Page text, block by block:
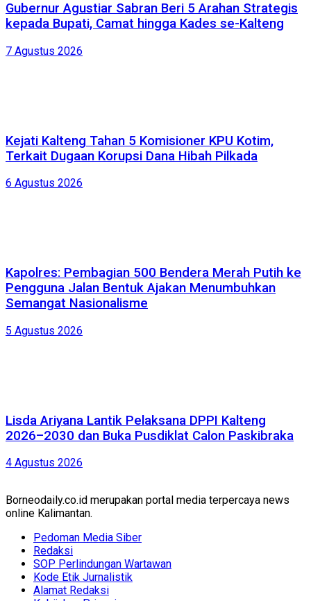
Gubernur Agustiar Sabran Beri 5 Arahan Strategis
kepada Bupati, Camat hingga Kades se-Kalteng
7 Agustus 2026
Kejati Kalteng Tahan 5 Komisioner KPU Kotim,
Terkait Dugaan Korupsi Dana Hibah Pilkada
6 Agustus 2026
Kapolres: Pembagian 500 Bendera Merah Putih ke
Pengguna Jalan Bentuk Ajakan Menumbuhkan
Semangat Nasionalisme
5 Agustus 2026
Lisda Ariyana Lantik Pelaksana DPPI Kalteng
2026–2030 dan Buka Pusdiklat Calon Paskibraka
4 Agustus 2026
Borneodaily.co.id merupakan portal media terpercaya news
online Kalimantan.
Pedoman Media Siber
Redaksi
SOP Perlindungan Wartawan
Kode Etik Jurnalistik
Alamat Redaksi